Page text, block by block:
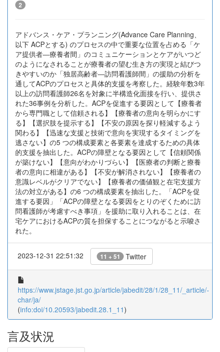
2
アドバンス・ケア・プランニング(Advance Care Planning、
以下 ACPとする) のプロセスの中で重要な位置を占める「ケ
ア提供者―療養者間」のコミュニケーションとケアがいつど
のようになされることが療養者の望む生き方の実現と結びつ
きやすいのか「独居高齢者―訪問看護師間」の援助の分析を
通してACPのプロセスと具体的支援を考察した。経験年数3年
以上の訪問看護師26名を対象に半構造化面接を行い、提供さ
れた36事例を分析した。ACPを促進する要因として【療養者
から専門職として信頼される】【療養者の意向を明らかにす
る】【選択肢を提示する】【不安の原因を探り軽減するよう
関わる】【迅速な支援と技術で意向を実現するタイミングを
逃さない】の5 つの構成要素と各要素を達成するための具体
的支援を抽出した。ACPの障壁となる要因として【信頼関係
が築けない】【意向がわかりづらい】【医療者の判断と療養
者の意向に相違がある】【不安が解消されない】【療養者の
意識レベルがクリアでない】【療養者の価値観と在宅支援方
法の対立がある】の6 つの構成要素を抽出した。「ACPを促
進する要因」「ACPの障壁となる要因をとりのぞくために訪
問看護師が考慮すべき事項」を援助に取り入れることは、在
宅ケアにおけるACPの質を担保することにつながると示唆さ
れた。
2023-12-31 22:51:32 11 + 51 Twitter
https://www.jstage.jst.go.jp/article/jabedit/28/1/28_11/_article/-
char/ja/
(info:doi/10.20593/jabedit.28.1_11)
言及状況